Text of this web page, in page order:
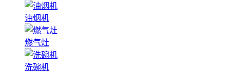
油烟机
燃气灶
洗碗机